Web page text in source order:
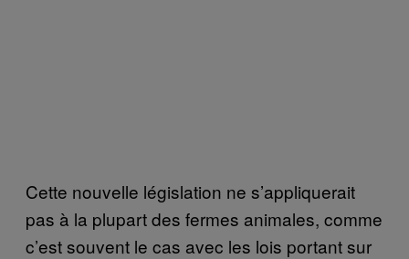
Cette nouvelle législation ne s’appliquerait
pas à la plupart des fermes animales, comme
c’est souvent le cas avec les lois portant sur